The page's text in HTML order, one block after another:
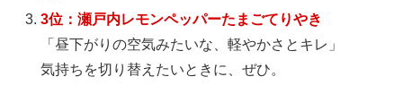
3位：瀬戸内レモンペッパーたまごてりやき
「昼下がりの空気みたいな、軽やかさとキレ」
気持ちを切り替えたいときに、ぜひ。